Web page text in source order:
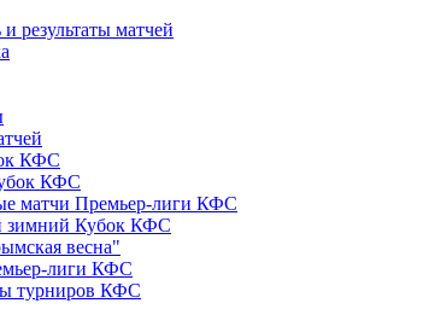
результаты матчей
КФС
КФС
матчи Премьер-лиги КФС
зимний Кубок КФС
весна"
лиги КФС
турниров КФС